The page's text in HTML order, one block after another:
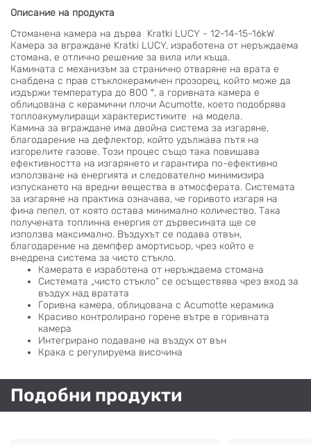
Описание на продукта
Стоманена камера на дърва Kratki LUCY - 12-14-15-16kW
Камера за вграждане Kratki LUCY, изработена от неръждаема
стомана, е отлично решение за вила или къща.
Камината с механизъм за странично отваряне на врата е
снабдена с прав стъклокерамичен прозорец, който може да
издържи температура до 800 °, а горивната камера е
облицована с керамични плочи Acumotte, което подобрява
топлоакумулиращи характеристиките на модела.
Камина за вграждане има двойна система за изгаряне,
благодарение на дефлектор, който удължава пътя на
изгорелите газове. Този процес също така повишава
ефективността на изгарянето и гарантира по-ефективно
използване на енергията и следователно минимизира
изпускането на вредни вещества в атмосферата. Системата
за изгаряне на практика означава, че горивото изгаря на
фина пепел, от която остава минимално количество. Така
получената топлинна енергия от дървесината ще се
използва максимално. Въздухът се подава отвън,
благодарение на демпфер амортисьор, чрез който е
внедрена система за чисто стъкло.
Камерата е изработена от неръждаема стомана
Системата „чисто стъкло“ се осъществява чрез вход за
въздух над вратата
Горивна камера, облицована с Acumotte керамика
Красиво контролирано горене вътре в горивната
камера
Интегрирано подаване на въздух от вън
Крака с регулируема височина
Подобни продукти